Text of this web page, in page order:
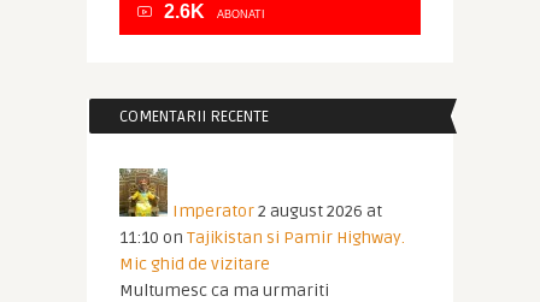
2.6K ABONATI
COMENTARII RECENTE
Imperator2 august 2026 at
11:10 on Tajikistan si Pamir Highway.
Mic ghid de vizitare
Multumesc ca ma urmariti